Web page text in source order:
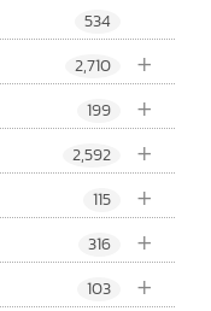
534
+
2,710
+
199
+
2,592
+
115
+
316
+
103